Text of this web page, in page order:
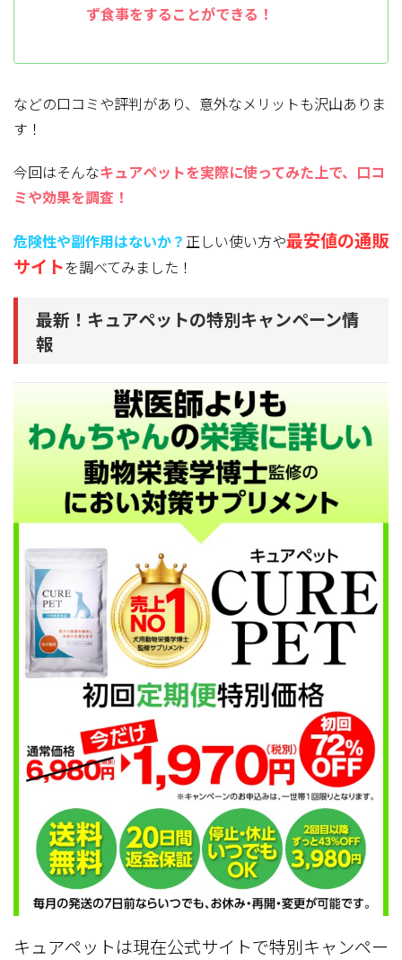
ず食事をすることができる！
などの口コミや評判があり、意外なメリットも沢山ありま
す！
今回はそんなキュアペットを実際に使ってみた上で、口コ
ミや効果を調査！
危険性や副作用はないか？ 正しい使い方や最安値の通販
サイトを調べてみました！
最新！キュアペットの特別キャンペーン情
報
キュアペットは現在公式サイトで特別キャンペー